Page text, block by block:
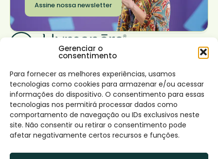
Gerenciar o
consentimento
Para fornecer as melhores experiências, usamos
tecnologias como cookies para armazenar e/ou acessar
informações do dispositivo. O consentimento para essas
tecnologias nos permitirá processar dados como
comportamento de navegação ou IDs exclusivos neste
site. Não consentir ou retirar o consentimento pode
afetar negativamente certos recursos e funções.
Assine nossa newsletter
Sobre nós
Impacto
Canal de denúncia e
Política
Conteúdos
Blog
Transformar seu
Nossas soluções
Desenvolvimento de
líderes virtuosos
Desenvolvimento
interior
Design de times e
potencialização de
Trabalhe conosco
Rio de Janeiro
São Paulo
Lisboa
Conecte-se
Facebook
Instagram
LinkedIn